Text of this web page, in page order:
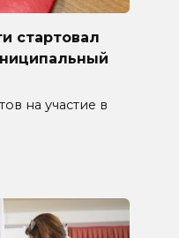
стартовал
на участие в